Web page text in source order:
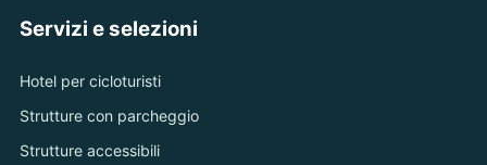
Servizi e selezioni
Hotel per cicloturisti
Strutture con parcheggio
Strutture accessibili